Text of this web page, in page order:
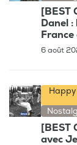
[BEST
Danel
6 août
Happy
[BEST
avec